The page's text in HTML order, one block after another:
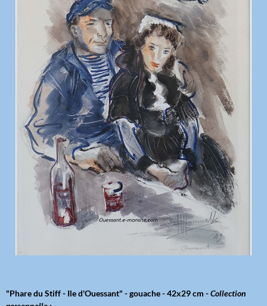
"Phare du Stiff - Ile d'Ouessant" - gouache - 42x29 cm -Collection